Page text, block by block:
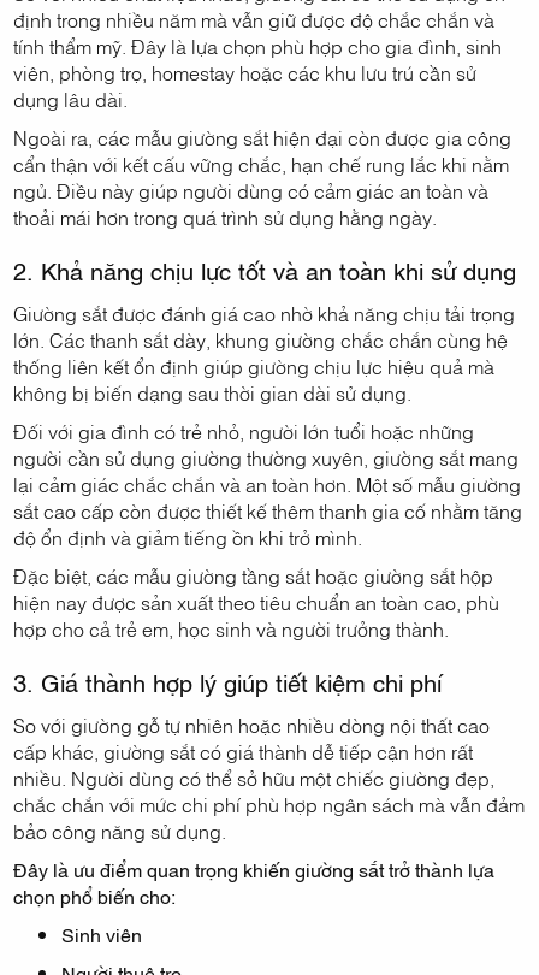
định trong nhiều năm mà vẫn giữ được độ chắc chắn và
tính thẩm mỹ. Đây là lựa chọn phù hợp cho gia đình, sinh
viên, phòng trọ, homestay hoặc các khu lưu trú cần sử
dụng lâu dài.
Ngoài ra, các mẫu giường sắt hiện đại còn được gia công
cẩn thận với kết cấu vững chắc, hạn chế rung lắc khi nằm
ngủ. Điều này giúp người dùng có cảm giác an toàn và
thoải mái hơn trong quá trình sử dụng hằng ngày.
2. Khả năng chịu lực tốt và an toàn khi sử dụng
Giường sắt được đánh giá cao nhờ khả năng chịu tải trọng
lớn. Các thanh sắt dày, khung giường chắc chắn cùng hệ
thống liên kết ổn định giúp giường chịu lực hiệu quả mà
không bị biến dạng sau thời gian dài sử dụng.
Đối với gia đình có trẻ nhỏ, người lớn tuổi hoặc những
người cần sử dụng giường thường xuyên, giường sắt mang
lại cảm giác chắc chắn và an toàn hơn. Một số mẫu giường
sắt cao cấp còn được thiết kế thêm thanh gia cố nhằm tăng
độ ổn định và giảm tiếng ồn khi trở mình.
Đặc biệt, các mẫu giường tầng sắt hoặc giường sắt hộp
hiện nay được sản xuất theo tiêu chuẩn an toàn cao, phù
hợp cho cả trẻ em, học sinh và người trưởng thành.
3. Giá thành hợp lý giúp tiết kiệm chi phí
So với giường gỗ tự nhiên hoặc nhiều dòng nội thất cao
cấp khác, giường sắt có giá thành dễ tiếp cận hơn rất
nhiều. Người dùng có thể sở hữu một chiếc giường đẹp,
chắc chắn với mức chi phí phù hợp ngân sách mà vẫn đảm
bảo công năng sử dụng.
Đây là ưu điểm quan trọng khiến giường sắt trở thành lựa
chọn phổ biến cho:
Sinh viên